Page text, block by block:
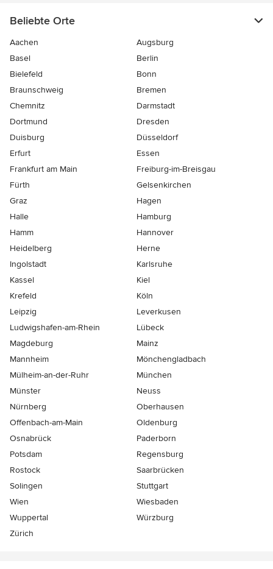
Beliebte Orte
Aachen
Augsburg
Basel
Berlin
Bielefeld
Bonn
Braunschweig
Bremen
Chemnitz
Darmstadt
Dortmund
Dresden
Duisburg
Düsseldorf
Erfurt
Essen
Frankfurt am Main
Freiburg-im-Breisgau
Fürth
Gelsenkirchen
Graz
Hagen
Halle
Hamburg
Hamm
Hannover
Heidelberg
Herne
Ingolstadt
Karlsruhe
Kassel
Kiel
Krefeld
Köln
Leipzig
Leverkusen
Ludwigshafen-am-Rhein
Lübeck
Magdeburg
Mainz
Mannheim
Mönchen­gladbach
Mülheim-an-der-Ruhr
München
Münster
Neuss
Nürnberg
Oberhausen
Offenbach-am-Main
Oldenburg
Osnabrück
Paderborn
Potsdam
Regensburg
Rostock
Saarbrücken
Solingen
Stuttgart
Wien
Wiesbaden
Wuppertal
Würzburg
Zürich